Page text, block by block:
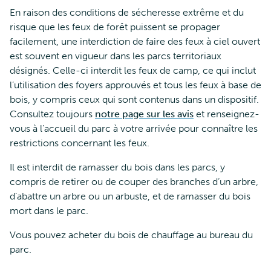
En raison des conditions de sécheresse extrême et du
risque que les feux de forêt puissent se propager
facilement, une interdiction de faire des feux à ciel ouvert
est souvent en vigueur dans les parcs territoriaux
désignés. Celle-ci interdit les feux de camp, ce qui inclut
l’utilisation des foyers approuvés et tous les feux à base de
bois, y compris ceux qui sont contenus dans un dispositif.
Consultez toujours notre page sur les avis et renseignez-
vous à l’accueil du parc à votre arrivée pour connaître les
restrictions concernant les feux.
Il est interdit de ramasser du bois dans les parcs, y
compris de retirer ou de couper des branches d’un arbre,
d’abattre un arbre ou un arbuste, et de ramasser du bois
mort dans le parc.
Vous pouvez acheter du bois de chauffage au bureau du
parc.